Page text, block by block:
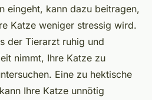
eingeht, kann dazu beitragen,
Katze weniger stressig wird.
der Tierarzt ruhig und
nimmt, Ihre Katze zu
Eine zu hektische
Ihre Katze unnötig